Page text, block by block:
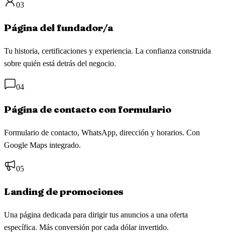
03
Página del fundador/a
Tu historia, certificaciones y experiencia. La confianza construida
sobre quién está detrás del negocio.
04
Página de contacto con formulario
Formulario de contacto, WhatsApp, dirección y horarios. Con
Google Maps integrado.
05
Landing de promociones
Una página dedicada para dirigir tus anuncios a una oferta
específica. Más conversión por cada dólar invertido.